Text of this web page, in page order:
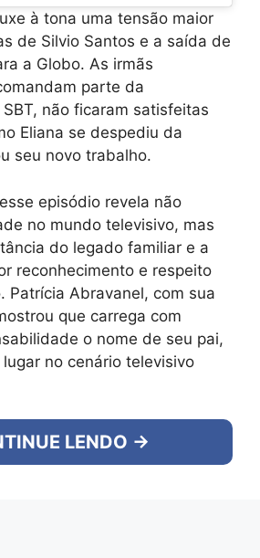
à tona uma tensão maior
de Silvio Santos e a saída de
a Globo. As irmãs
parte da
não ficaram satisfeitas
Eliana se despediu da
seu novo trabalho.
episódio revela não
no mundo televisivo, mas
do legado familiar e a
reconhecimento e respeito
Patrícia Abravanel, com sua
que carrega com
o nome de seu pai,
no cenário televisivo
LENDO →